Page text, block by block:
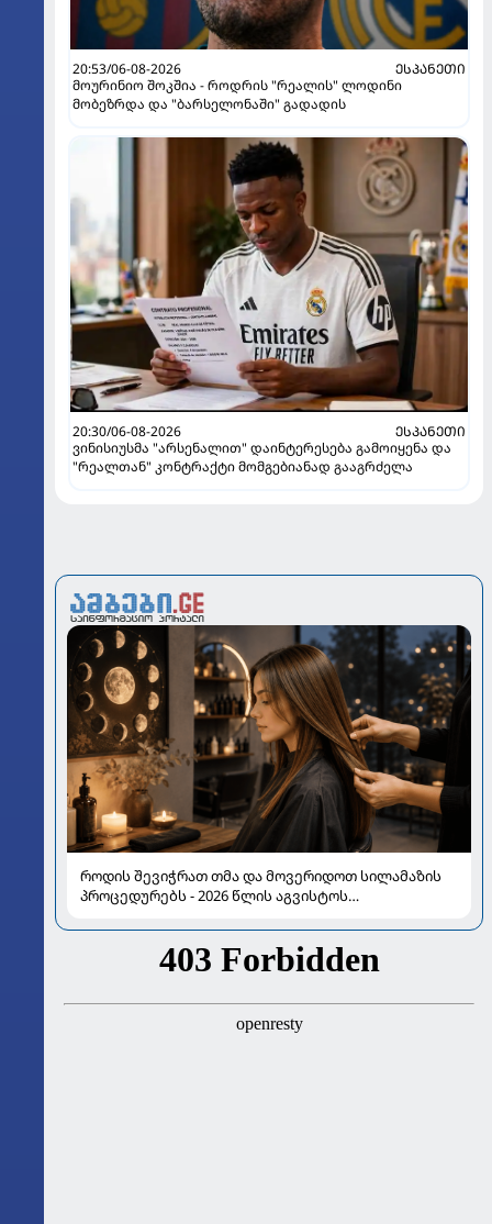
20:53/06-08-2026
ᲔᲡᲞᲐᲜᲔᲗᲘ
მოურინიო შოკშია - როდრის "რეალის" ლოდინი
მობეზრდა და "ბარსელონაში" გადადის
20:30/06-08-2026
ᲔᲡᲞᲐᲜᲔᲗᲘ
ვინისიუსმა "არსენალით" დაინტერესება გამოიყენა და
"რეალთან" კონტრაქტი მომგებიანად გააგრძელა
როდის შევიჭრათ თმა და მოვერიდოთ სილამაზის
პროცედურებს - 2026 წლის აგვისტოს